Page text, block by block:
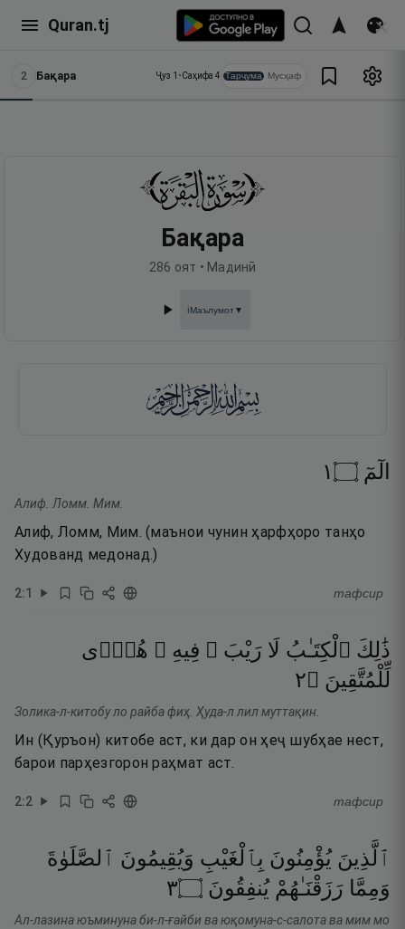
Quran.tj
2 Бақара Ҷуз 1 •Саҳифа 4 Тарҷума Мусҳаф
Бақара
286 оят • Мадинӣ
ℹ️Маълумот▼
الٓمٓ ۝١
Алиф. Ломм. Мим.
Алиф, Ломм, Мим. (маънои чунин ҳарфҳоро танҳо
Худованд медонад.)
2:1 тафсир
ذَٰلِكَ ٱلْكِتَـٰبُ لَا رَيْبَ ۛ فِيهِ ۛ هُدًۭى
لِّلْمُتَّقِينَ ۝٢
Золика-л-китобу ло райба фиҳ. Ҳуда-л лил муттақин.
Ин (Қуръон) китобе аст, ки дар он ҳеҷ шубҳае нест,
барои парҳезгорон раҳмат аст.
2:2 тафсир
ٱلَّذِينَ يُؤْمِنُونَ بِٱلْغَيْبِ وَيُقِيمُونَ ٱلصَّلَوٰةَ
وَمِمَّا رَزَقْنَـٰهُمْ يُنفِقُونَ ۝٣
Ал-лазина юъминуна би-л-ғайби ва юқомуна-с-салота ва мим мо